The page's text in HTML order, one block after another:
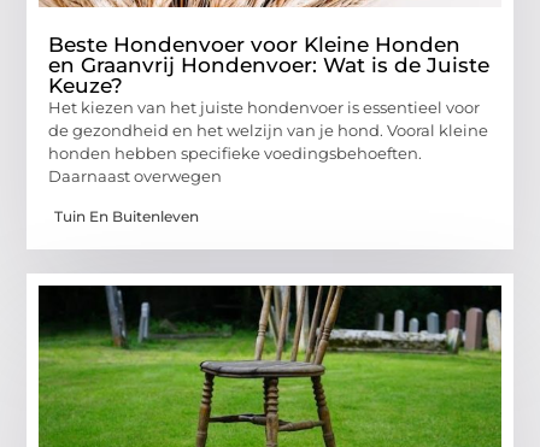
Beste Hondenvoer voor Kleine Honden
en Graanvrij Hondenvoer: Wat is de Juiste
Keuze?
Het kiezen van het juiste hondenvoer is essentieel voor
de gezondheid en het welzijn van je hond. Vooral kleine
honden hebben specifieke voedingsbehoeften.
Daarnaast overwegen
Tuin En Buitenleven